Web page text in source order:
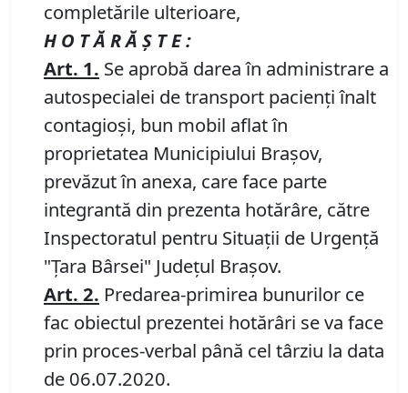
completările ulterioare,
H O T Ă R Ă Ş T E :
Art. 1. Se aprobă darea în administrare a
autospecialei de transport pacienți înalt
contagioși, bun mobil aflat în
proprietatea Municipiului Braşov,
prevăzut în anexa, care face parte
integrantă din prezenta hotărâre, către
Inspectoratul pentru Situaţii de Urgenţă
"Ţara Bârsei" Judeţul Brașov.
Art. 2. Predarea-primirea bunurilor ce
fac obiectul prezentei hotărâri se va face
prin proces-verbal până cel târziu la data
de 06.07.2020.